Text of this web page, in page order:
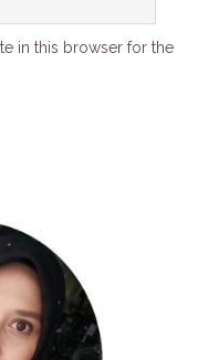
in this browser for the